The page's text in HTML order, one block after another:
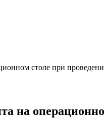
столе при
на